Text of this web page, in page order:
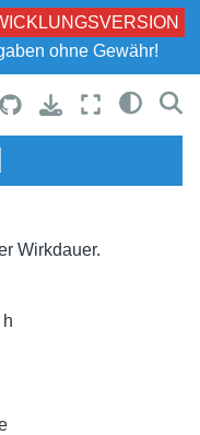
ohne Gewähr!
Wirkdauer.